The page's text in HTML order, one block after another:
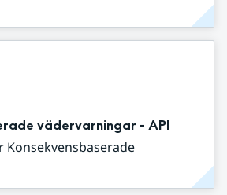
vädervarningar - API
Konsekvensbaserade